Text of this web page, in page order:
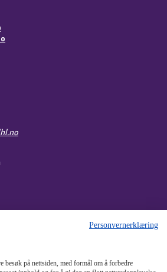
Personvernerklæring
besøk på nettsiden, med formål om å forbedre